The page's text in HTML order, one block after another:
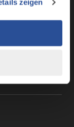
Partner für
Unsere
mit
bereitgestellt
zeigen